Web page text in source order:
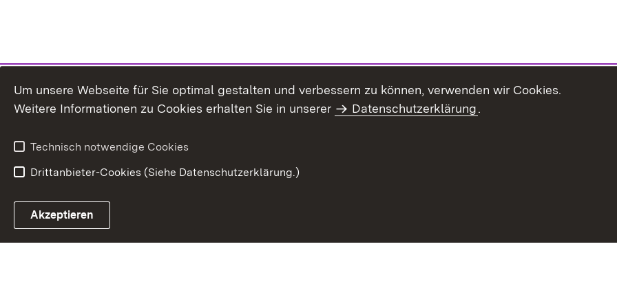
Um unsere Webseite für Sie optimal gestalten und verbessern zu können, verwenden wir Cookies.
Weitere Informationen zu Cookies erhalten Sie in unserer
Datenschutzerklärung.
Technisch notwendige Cookies
Drittanbieter-Cookies (Siehe Datenschutzerklärung.)
Akzeptieren